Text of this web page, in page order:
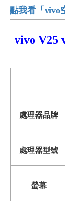
點我看「vivo
vivo V25
處理器品牌
處理器型號
螢幕